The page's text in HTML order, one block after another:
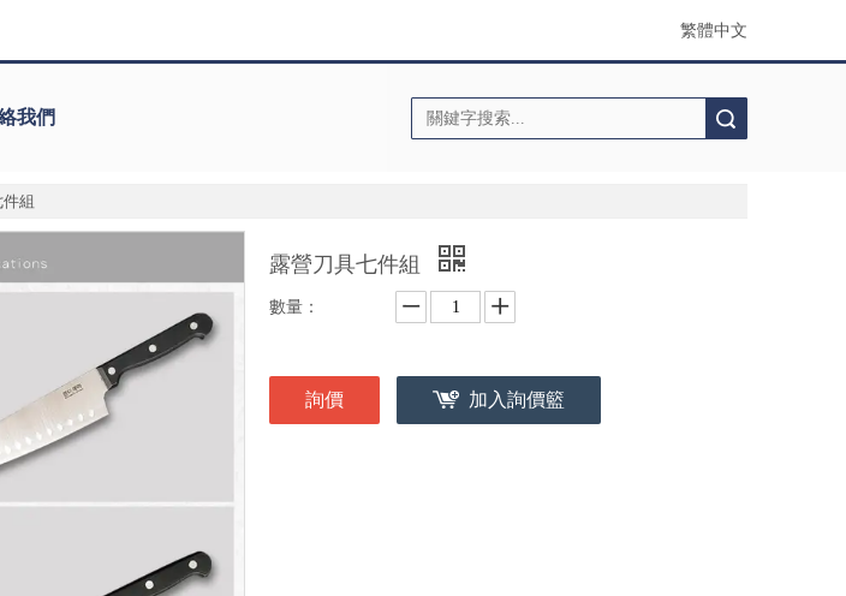
繁體中文
我們
組
露營刀具七件組
數量：
詢價 加入詢價籃